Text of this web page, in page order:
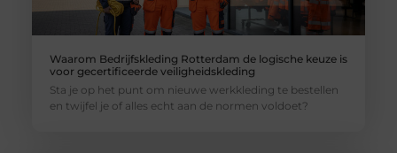
Waarom Bedrijfskleding Rotterdam de logische keuze is
voor gecertificeerde veiligheidskleding
Sta je op het punt om nieuwe werkkleding te bestellen
en twijfel je of alles echt aan de normen voldoet?